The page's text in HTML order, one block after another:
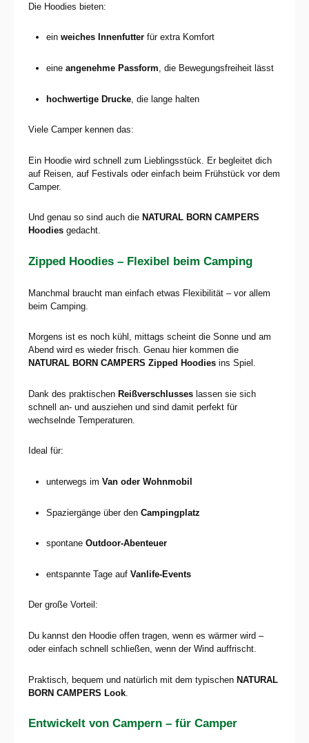
Die Hoodies bieten:
ein weiches Innenfutterfür extra Komfort
eine angenehme Passform, die Bewegungsfreiheit lässt
hochwertige Drucke, die lange halten
Viele Camper kennen das:
Ein Hoodie wird schnell zum Lieblingsstück. Er begleitet dich
auf Reisen, auf Festivals oder einfach beim Frühstück vor dem
Camper.
Und genau so sind auch die NATURAL BORN CAMPERS
Hoodies gedacht.
Zipped Hoodies – Flexibel beim Camping
Manchmal braucht man einfach etwas Flexibilität – vor allem
beim Camping.
Morgens ist es noch kühl, mittags scheint die Sonne und am
Abend wird es wieder frisch. Genau hier kommen die
NATURAL BORN CAMPERS Zipped Hoodies ins Spiel.
Dank des praktischen Reißverschlusses lassen sie sich
schnell an- und ausziehen und sind damit perfekt für
wechselnde Temperaturen.
Ideal für:
unterwegs im Van oder Wohnmobil
Spaziergänge über den Campingplatz
spontane Outdoor-Abenteuer
entspannte Tage auf Vanlife-Events
Der große Vorteil:
Du kannst den Hoodie offen tragen, wenn es wärmer wird –
oder einfach schnell schließen, wenn der Wind auffrischt.
Praktisch, bequem und natürlich mit dem typischen NATURAL
BORN CAMPERS Look
Entwickelt von Campern – für Camper